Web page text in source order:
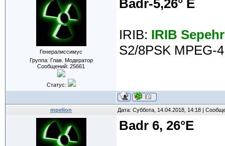
Генералиссимус
Группа: Глав. Модератор
Сообщений: 25661
Статус:
Badr-5,26° E
IRIB: IRIB
S2/8PSK MPEG-
mpelion Дата: Суббота, 14.04.2018, 14:18 |
Badr 6, 26°E